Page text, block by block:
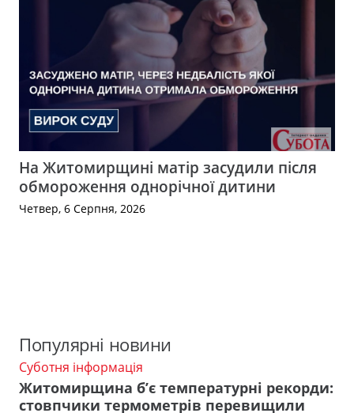
На Житомирщині матір засудили після
обмороження однорічної дитини
Четвер, 6 Серпня, 2026
Популярні новини
Суботня інформація
Житомирщина б’є температурні рекорди:
стовпчики термометрів перевищили